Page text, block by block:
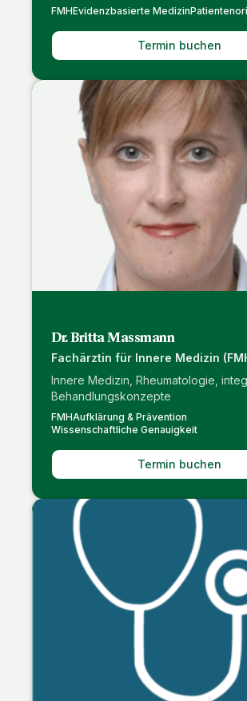
FMHEvidenzbasierte Medizin
Termin buchen
Dr. Britta Massmann
Fachärztin für Innere Medizin
Innere Medizin, Rheumatologie,
Behandlungskonzepte
FMHAufklärung & Prävention
Wissenschaftliche Genauigkeit
Termin buchen